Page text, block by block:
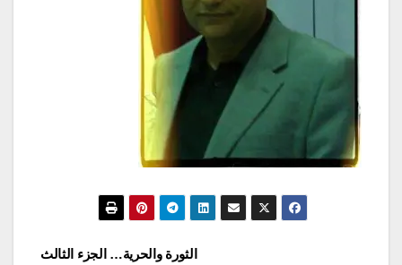
الثورة والحرية… الجزء الثالث